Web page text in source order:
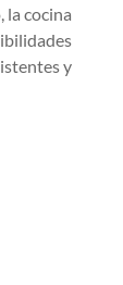
la cocina
y